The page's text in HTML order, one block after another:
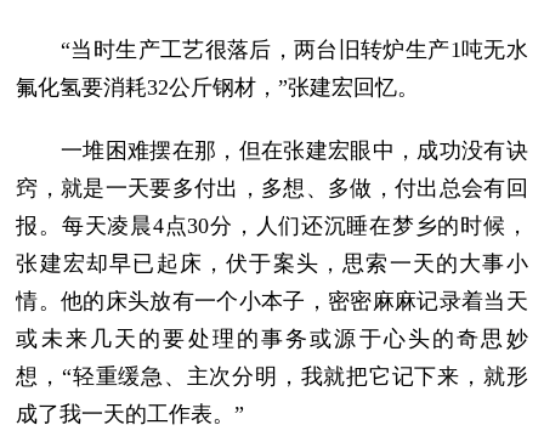
“当时生产工艺很落后，两台旧转炉生产1吨无水
氟化氢要消耗32公斤钢材，”张建宏回忆。
一堆困难摆在那，但在张建宏眼中，成功没有诀
窍，就是一天要多付出，多想、多做，付出总会有回
报。每天凌晨4点30分，人们还沉睡在梦乡的时候，
张建宏却早已起床，伏于案头，思索一天的大事小
情。他的床头放有一个小本子，密密麻麻记录着当天
或未来几天的要处理的事务或源于心头的奇思妙
想，“轻重缓急、主次分明，我就把它记下来，就形
成了我一天的工作表。”